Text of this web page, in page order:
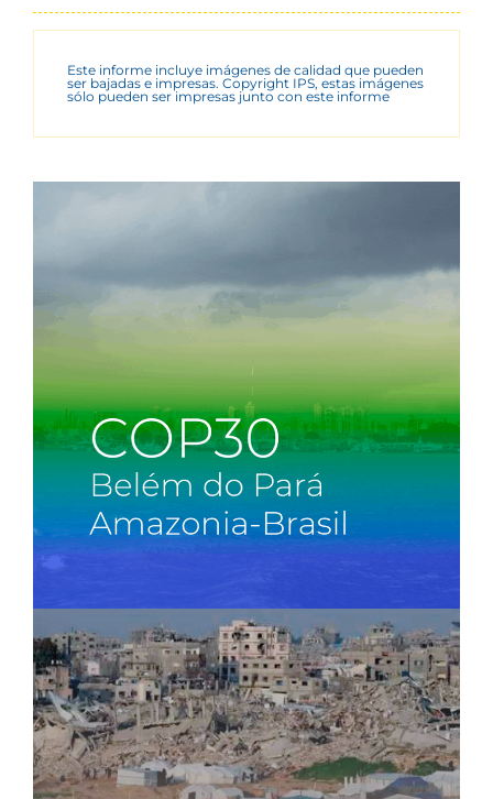
Este informe incluye imágenes de calidad que pueden
ser bajadas e impresas. Copyright IPS, estas imágenes
sólo pueden ser impresas junto con este informe